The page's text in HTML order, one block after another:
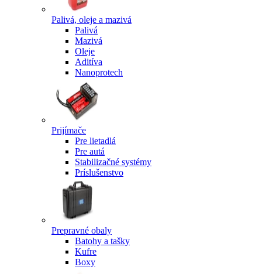
Palivá, oleje a mazivá
Palivá
Mazivá
Oleje
Aditíva
Nanoprotech
Prijímače
Pre lietadlá
Pre autá
Stabilizačné systémy
Príslušenstvo
Prepravné obaly
Batohy a tašky
Kufre
Boxy